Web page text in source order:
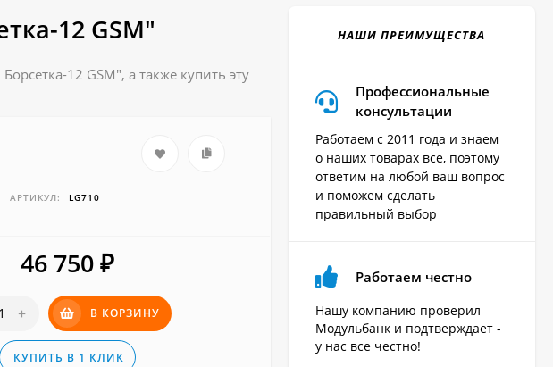
12 GSM"
12 GSM", а также купить эту
АРТИКУЛ: LG710
46 750₽
+ В КОРЗИНУ
КУПИТЬ В 1 КЛИК
НАШИ ПРЕИМУЩЕСТВА
Профессиональные
консультации
Работаем с 2011 года и знаем
о наших товарах всё, поэтому
ответим на любой ваш вопрос
и поможем сделать
правильный выбор
Работаем честно
Нашу компанию проверил
Модульбанк и подтверждает -
у нас все честно!